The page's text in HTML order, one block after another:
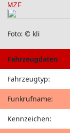
MZF
Foto: © kli
Fahrzeugdaten
Fahrzeugtyp:
Funkrufname:
Kennzeichen: